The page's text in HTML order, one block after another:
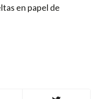
en papel de